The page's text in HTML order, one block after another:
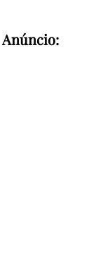
Anúncio: